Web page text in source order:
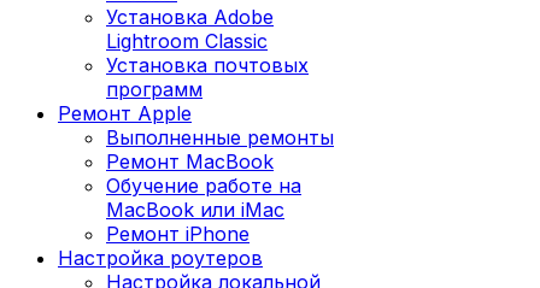
Установка Adobe
Lightroom Classic
Установка почтовых
программ
Ремонт Apple
Выполненные ремонты
Ремонт MacBook
Обучение работе на
MacBook или iMac
Ремонт iPhone
Настройка роутеров
Настройка локальной